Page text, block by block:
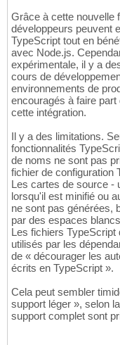
Grâce à cette nouvelle
développeurs peuvent
TypeScript tout en
avec Node.js.
expérimentale, il y a
cours de
environnements de
encouragés à faire
cette intégration.
Il y a des limitations.
fonctionnalités
de noms ne sont pas
fichier de configuration
Les cartes de source -
lorsqu'il est minifié ou
ne sont pas générées,
par des espaces
Les fichiers TypeScript
utilisés par les
de « décourager les
écrits en TypeScript ».
Cela peut sembler
support léger », selon
support complet sont